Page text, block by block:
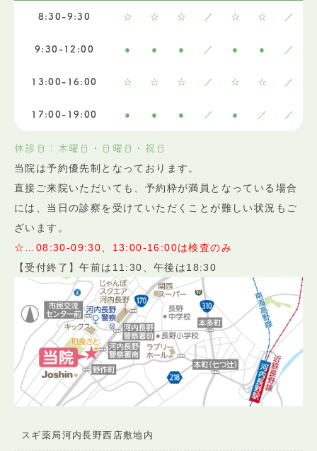
8:30-9:30 ☆ ☆ ☆ ／ ☆ ☆ ／
9:30-12:00 ● ● ● ／ ● ● ／
13:00-16:00 ☆ ☆ ☆ ／ ☆ ☆ ／
17:00-19:00 ● ● ● ／ ● ／ ／
休診日：木曜日・日曜日・祝日
当院は予約優先制となっております。
直接ご来院いただいても、予約枠が満員となっている場合
には、当日の診察を受けていただくことが難しい状況もご
ざいます。
☆…08:30-09:30、13:00-16:00は検査のみ
【受付終了】午前は11:30、午後は18:30
スギ薬局河内長野西店敷地内